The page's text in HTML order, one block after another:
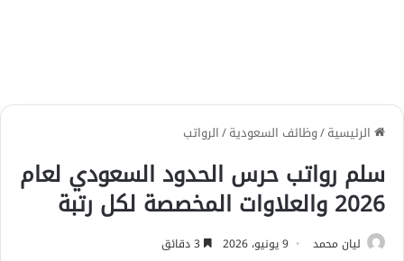
الرئيسية/وظائف السعودية/الرواتب
سلم رواتب حرس الحدود السعودي لعام
2026 والعلاوات المخصصة لكل رتبة
ليان محمد 9 يونيو، 2026